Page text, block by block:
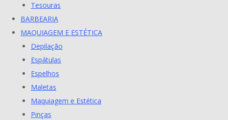
Tesouras
BARBEARIA
MAQUIAGEM E ESTÉTICA
Depilação
Espátulas
Espelhos
Maletas
Maquiagem e Estética
Pinças